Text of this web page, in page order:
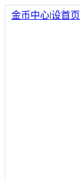
金币中心|设首页